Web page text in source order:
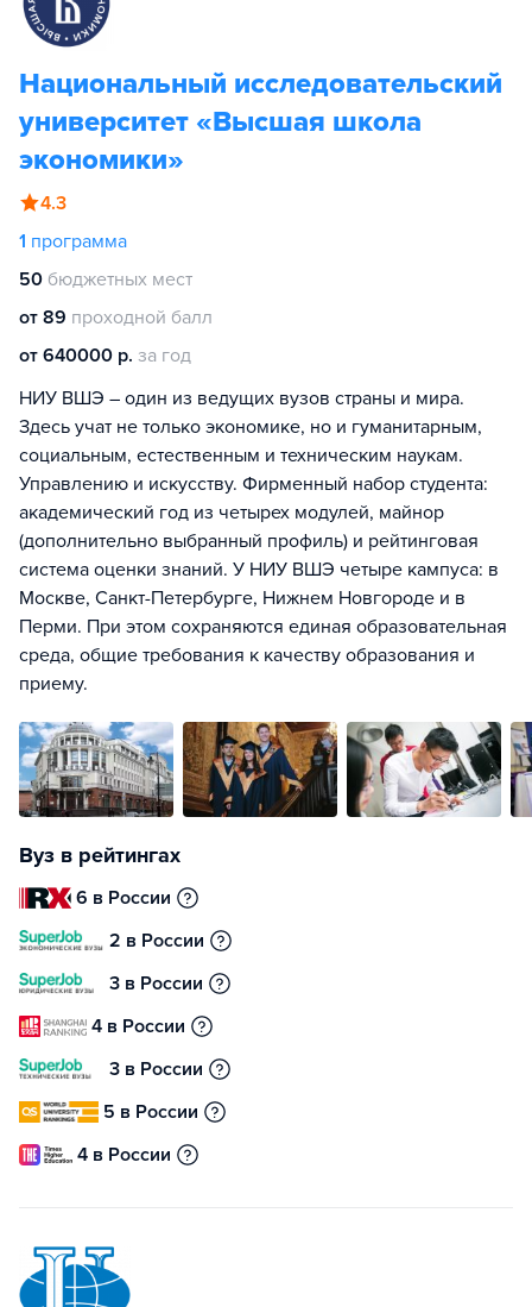
Национальный исследовательский
университет «Высшая школа
экономики»
4.3
1 программа
50 бюджетных мест
от 89 проходной балл
от 640000 р. за год
НИУ ВШЭ – один из ведущих вузов страны и мира.
Здесь учат не только экономике, но и гуманитарным,
социальным, естественным и техническим наукам.
Управлению и искусству. Фирменный набор студента:
академический год из четырех модулей, майнор
(дополнительно выбранный профиль) и рейтинговая
система оценки знаний. У НИУ ВШЭ четыре кампуса: в
Москве, Санкт-Петербурге, Нижнем Новгороде и в
Перми. При этом сохраняются единая образовательная
среда, общие требования к качеству образования и
приему.
Вуз в рейтингах
6 в России
2 в России
3 в России
4 в России
3 в России
5 в России
4 в России